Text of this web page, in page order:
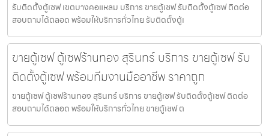
รับติดตั้งตู้เซฟ เขตบางคอแหลม บริการ ขายตู้เซฟ รับติดตั้งตู้เซฟ ติดต่อ
สอบถามได้ตลอด พร้อมให้บริการทั่วไทย รับติดตั้งตู้เ
ขายตู้เซฟ ตู้เซฟร้านทอง สุรินทร์ บริการ ขายตู้เซฟ รับ
ติดตั้งตู้เซฟ พร้อมทีมงานมืออาชีพ ราคาถูก
ขายตู้เซฟ ตู้เซฟร้านทอง สุรินทร์ บริการ ขายตู้เซฟ รับติดตั้งตู้เซฟ ติดต่อ
สอบถามได้ตลอด พร้อมให้บริการทั่วไทย ขายตู้เซฟ ต